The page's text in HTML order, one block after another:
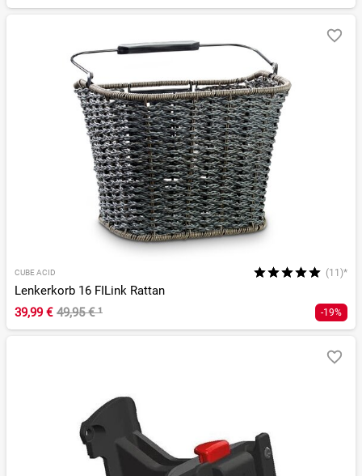
CUBE ACID (11)*
Lenkerkorb 16 FILink Rattan
39,99 € 49,95 €¹ -19%